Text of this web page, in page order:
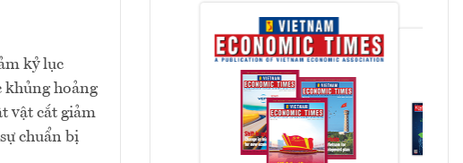
kỷ lục
khủng hoảng
vật cắt giảm
chuẩn bị